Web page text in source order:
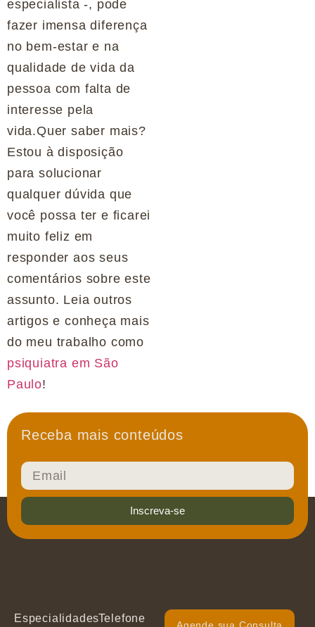
especialista -, pode
fazer imensa diferença
no bem-estar e na
qualidade de vida da
pessoa com falta de
interesse pela
vida.Quer saber mais?
Estou à disposição
para solucionar
qualquer dúvida que
você possa ter e ficarei
muito feliz em
responder aos seus
comentários sobre este
assunto. Leia outros
artigos e conheça mais
do meu trabalho como
psiquiatra em São
Paulo!
Receba mais conteúdos
Inscreva-se
EspecialidadesTelefone